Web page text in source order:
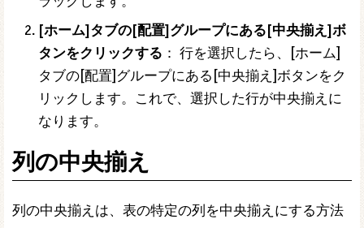
[ホーム]タブの[配置]グループにある[中央揃え]ボ
タンをクリックする ： 行を選択したら、[ホーム]
タブの[配置]グループにある[中央揃え]ボタンをク
リックします。これで、選択した行が中央揃えに
なります。
列の中央揃え
列の中央揃えは、表の特定の列を中央揃えにする方法